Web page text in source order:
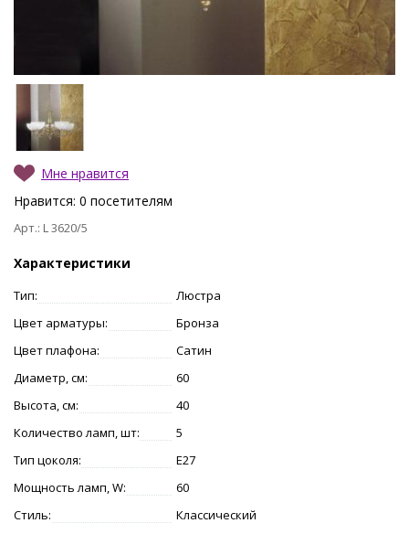
Мне нравится
Нравится: 0 посетителям
Арт.: L 3620/5
Характеристики
Тип:
Люстра
Цвет арматуры:
Бронза
Цвет плафона:
Сатин
Диаметр, см:
60
Высота, см:
40
Количество ламп, шт:
5
Тип цоколя:
E27
Мощность ламп, W:
60
Стиль:
Классический